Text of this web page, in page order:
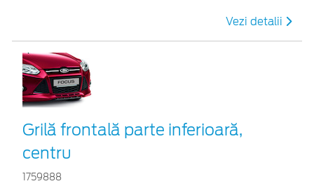
Vezi detalii
Grilă frontală parte inferioară,
centru
1759888